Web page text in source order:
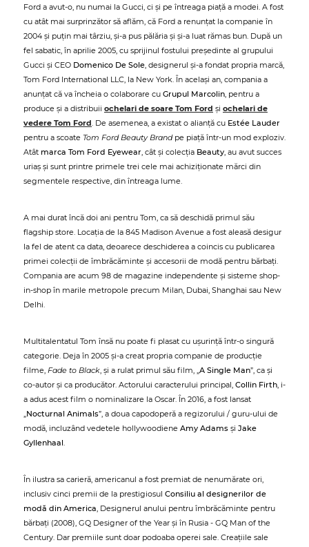
Ford a avut-o, nu numai la Gucci, ci și pe întreaga piață a modei. A fost
cu atât mai surprinzător să aflăm, că Ford a renunțat la companie în
2004 și puțin mai târziu, și-a pus pălăria și și-a luat rămas bun. După un
fel sabatic, în aprilie 2005, cu sprijinul fostului președinte al grupului
Gucci și CEO Domenico De Sole, designerul și-a fondat propria marcă,
Tom Ford International LLC, la New York. În același an, compania a
anunțat că va încheia o colaborare cu Grupul Marcolin, pentru a
produce și a distribuii ochelari de soare Tom Ford și ochelari de
vedere Tom Ford. De asemenea, a existat o alianță cu Estée Lauder
pentru a scoate Tom Ford Beauty Brandpe piață într-un mod exploziv.
Atât marca Tom Ford Eyewear, cât și colecția Beauty, au avut succes
uriaș și sunt printre primele trei cele mai achiziționate mărci din
segmentele respective, din întreaga lume.
A mai durat încă doi ani pentru Tom, ca să deschidă primul său
flagship store. Locația de la 845 Madison Avenue a fost aleasă desigur
la fel de atent ca data, deoarece deschiderea a coincis cu publicarea
primei colecții de îmbrăcăminte și accesorii de modă pentru bărbați.
Compania are acum 98 de magazine independente și sisteme shop-
in-shop în marile metropole precum Milan, Dubai, Shanghai sau New
Delhi.
Multitalentatul Tom însă nu poate fi plasat cu ușurință într-o singură
categorie. Deja în 2005 și-a creat propria companie de producție
filme, Fade to Black, și a rulat primul său film, „A Single Man”, ca și
co-autor și ca producător. Actorului caracterului principal, Collin Firth, i-
a adus acest film o nominalizare la Oscar. În 2016, a fost lansat
„Nocturnal Animals”, a doua capodoperă a regizorului / guru-ului de
modă, incluzând vedetele hollywoodiene Amy Adams și Jake
Gyllenhaal.
În ilustra sa carieră, americanul a fost premiat de nenumărate ori,
inclusiv cinci premii de la prestigiosul Consiliu al designerilor de
modă din America, Designerul anului pentru îmbrăcăminte pentru
bărbați (2008), GQ Designer of the Year și în Rusia - GQ Man of the
Century. Dar premiile sunt doar podoaba operei sale. Creațiile sale